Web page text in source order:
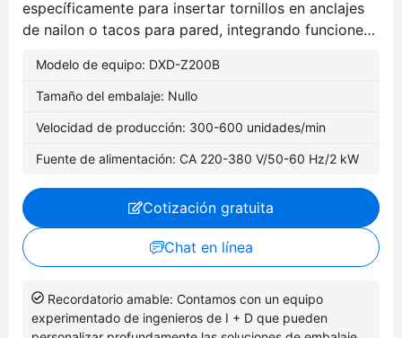
específicamente para insertar tornillos en anclajes
de nailon o tacos para pared, integrando funciones
automatización, lo que garantiza una alta eficiencia
y estabilidad.
Modelo de equipo: DXD-Z200B
Tamaño del embalaje: Nullo
Velocidad de producción: 300-600 unidades/min
Fuente de alimentación: CA 220-380 V/50-60 Hz/2 kW
Cotización gratuita
Chat en línea
Recordatorio amable: Contamos con un equipo
experimentado de ingenieros de I + D que pueden